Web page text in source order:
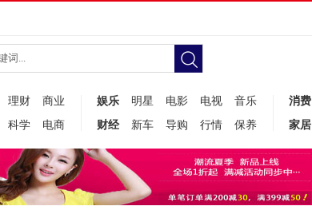
理财
商业
科学 电商
娱乐 明星 电影 电视
音乐
财经
新车 导购 行情 保养
消费
家居